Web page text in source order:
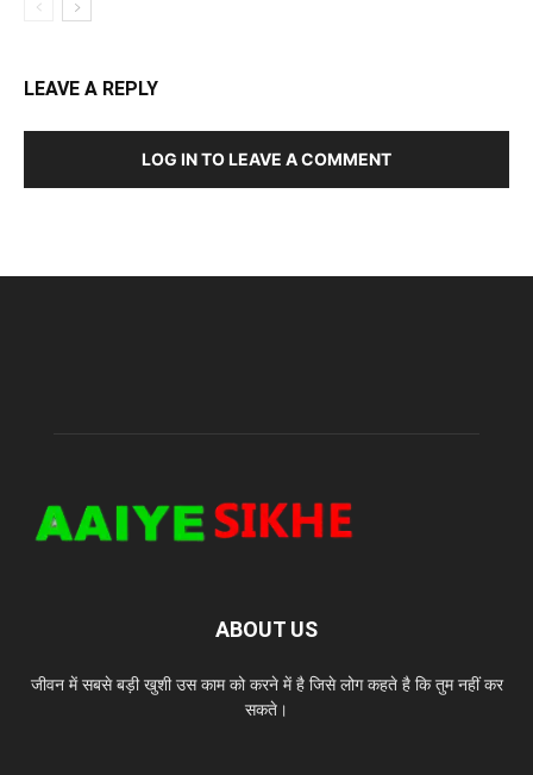
LEAVE A REPLY
LOG IN TO LEAVE A COMMENT
ABOUT US
जीवन में सबसे बड़ी खुशी उस काम को करने में है जिसे लोग कहते है कि तुम नहीं कर
सकते।